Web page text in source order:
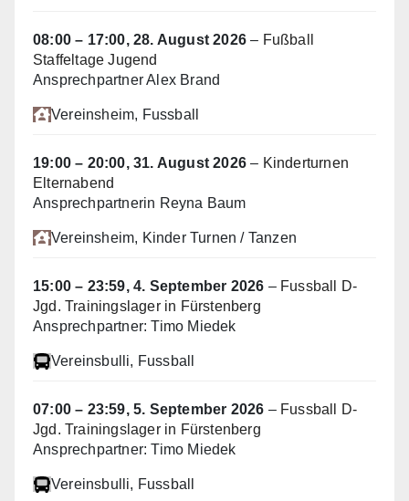
08:00 – 17:00,28. August 2026 – Fußball
Staffeltage Jugend
Ansprechpartner Alex Brand
Vereinsheim, Fussball
19:00 – 20:00,31. August 2026 – Kinderturnen
Elternabend
Ansprechpartnerin Reyna Baum
Vereinsheim, Kinder Turnen / Tanzen
15:00 – 23:59,4. September 2026 – Fussball D-
Jgd. Trainingslager in Fürstenberg
Ansprechpartner: Timo Miedek
Vereinsbulli, Fussball
07:00 – 23:59,5. September 2026 – Fussball D-
Jgd. Trainingslager in Fürstenberg
Ansprechpartner: Timo Miedek
Vereinsbulli, Fussball